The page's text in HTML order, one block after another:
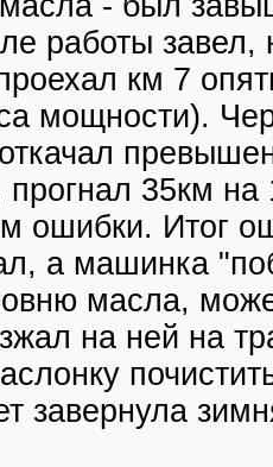
работы завел,
км 7
мощности).
35км на
ошибки. Итог
а машинка
масла,
на ней на
завернула